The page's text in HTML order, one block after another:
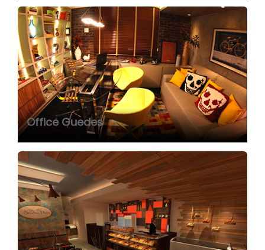
Office Guedes